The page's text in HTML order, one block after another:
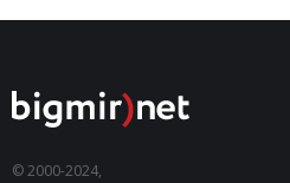
© 2000-2024,